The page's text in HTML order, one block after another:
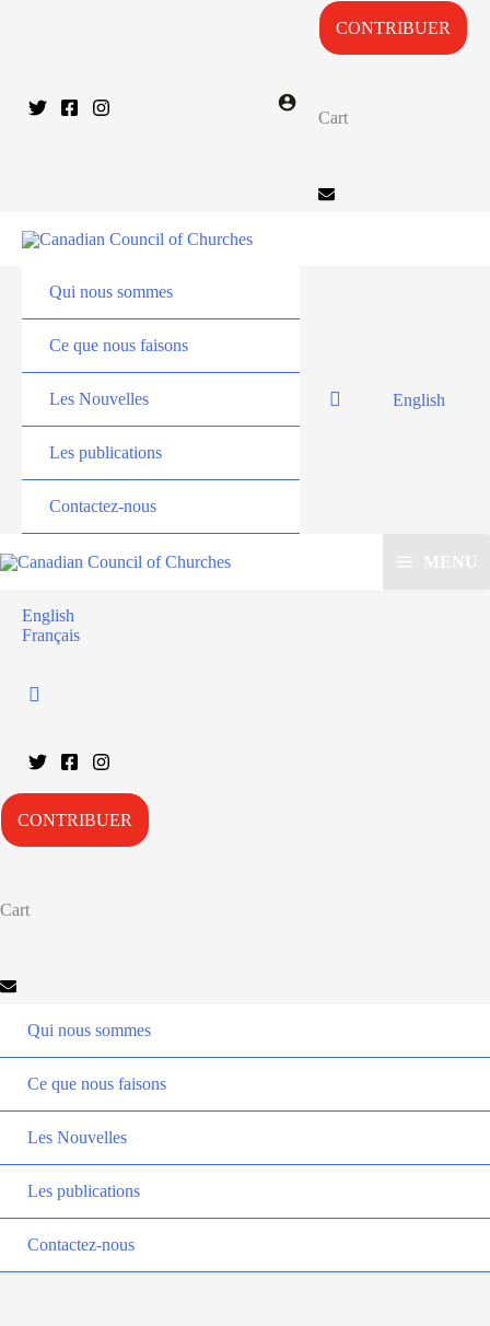
CONTRIBUER
Cart
Qui nous sommes
Ce que nous faisons
Les Nouvelles
Les publications
Contactez-nous
English
MENU
English
Français
CONTRIBUER
Cart
Qui nous sommes
Ce que nous faisons
Les Nouvelles
Les publications
Contactez-nous